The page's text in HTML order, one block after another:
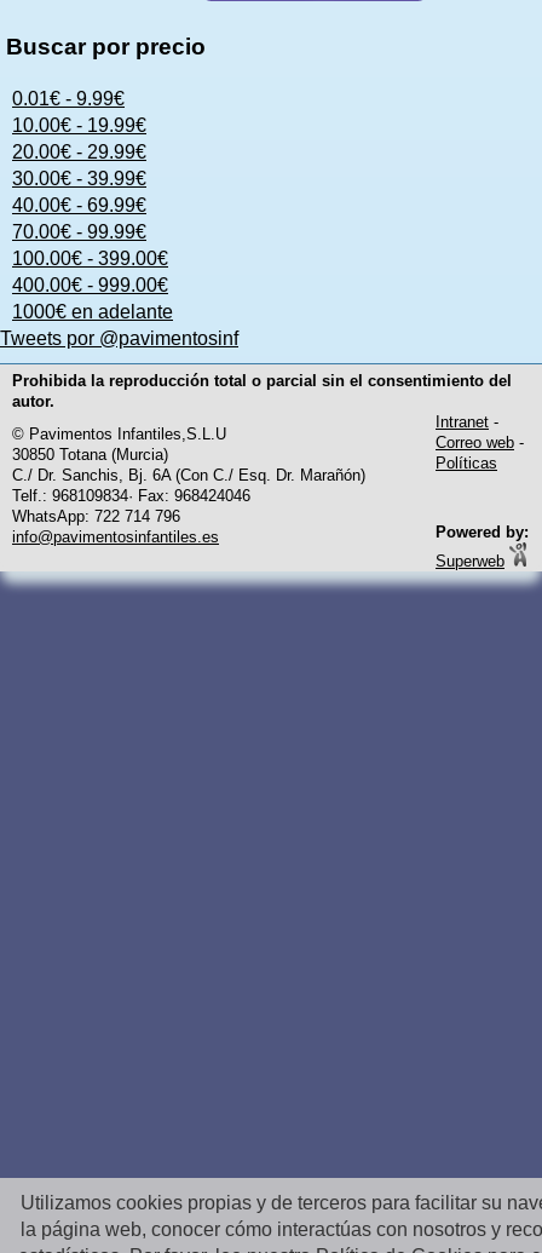
Buscar por precio
0.01€ - 9.99€
10.00€ - 19.99€
20.00€ - 29.99€
30.00€ - 39.99€
40.00€ - 69.99€
70.00€ - 99.99€
100.00€ - 399.00€
400.00€ - 999.00€
1000€ en adelante
Tweets por @pavimentosinf
Prohibida la reproducción total o parcial sin el consentimiento del
autor.
© Pavimentos Infantiles,S.L.U
30850 Totana (Murcia)
C./ Dr. Sanchis, Bj. 6A (Con C./ Esq. Dr. Marañón)
Telf.: 968109834· Fax: 968424046
WhatsApp: 722 714 796
info@pavimentosinfantiles.es
Intranet -
Correo web -
Políticas
Powered by:
Superweb
Utilizamos cookies propias y de terceros para facilitar su
la página web, conocer cómo interactúas con nosotros y